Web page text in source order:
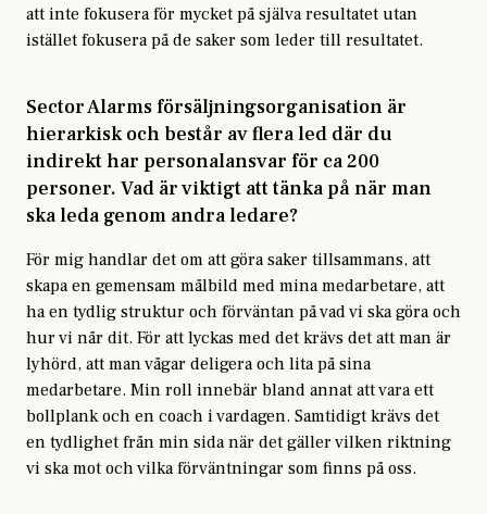
att inte fokusera för mycket på själva resultatet utan
istället fokusera på de saker som leder till resultatet.
Sector Alarms försäljningsorganisation är
hierarkisk och består av flera led där du
indirekt har personalansvar för ca 200
personer. Vad är viktigt att tänka på när man
ska leda genom andra ledare?
För mig handlar det om att göra saker tillsammans, att
skapa en gemensam målbild med mina medarbetare, att
ha en tydlig struktur och förväntan på vad vi ska göra och
hur vi når dit. För att lyckas med det krävs det att man är
lyhörd, att man vågar deligera och lita på sina
medarbetare. Min roll innebär bland annat att vara ett
bollplank och en coach i vardagen. Samtidigt krävs det
en tydlighet från min sida när det gäller vilken riktning
vi ska mot och vilka förväntningar som finns på oss.